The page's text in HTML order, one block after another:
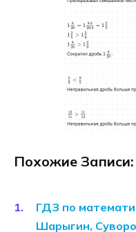
Похожие Записи:
ГДЗ по
Шарыгин,